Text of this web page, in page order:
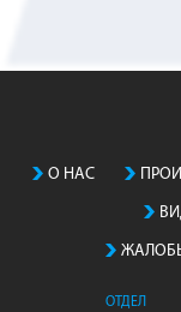
О НАС
ОТДЕЛ